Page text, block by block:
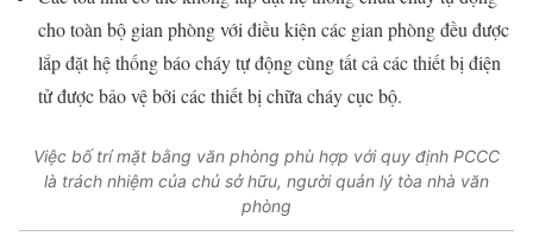
cho toàn bộ gian phòng với điều kiện các gian phòng đều được
lắp đặt hệ thống báo cháy tự động cùng tất cả các thiết bị điện
tử được bảo vệ bởi các thiết bị chữa cháy cục bộ.
Việc bố trí mặt bằng văn phòng phù hợp với quy định PCCC
là trách nhiệm của chủ sở hữu, người quản lý tòa nhà văn
phòng